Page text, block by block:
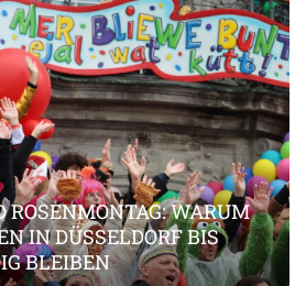
ROSENMONTAG: WARUM
IN DÜSSELDORF BIS
BLEIBEN